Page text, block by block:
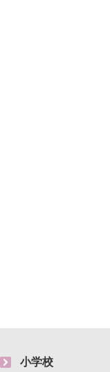
小学校